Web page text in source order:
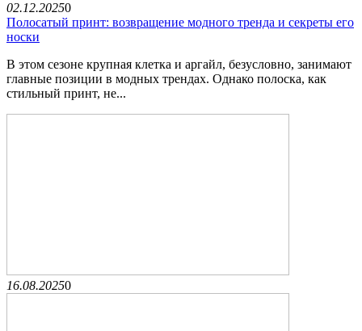
02.12.20250
Полосатый принт: возвращение модного тренда и секреты его
носки
В этом сезоне крупная клетка и аргайл, безусловно, занимают
главные позиции в модных трендах. Однако полоска, как
стильный принт, не...
16.08.20250